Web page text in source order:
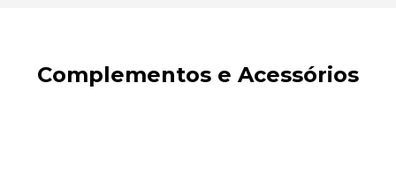
Complementos e Acessórios